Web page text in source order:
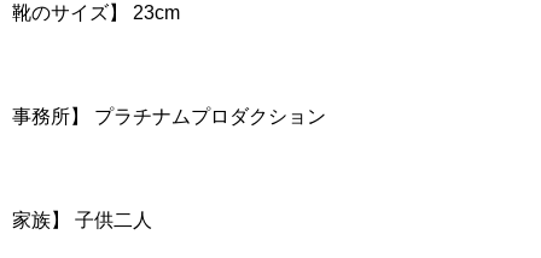
靴のサイズ】 23cm
事務所】 プラチナムプロダクション
家族】 子供二人